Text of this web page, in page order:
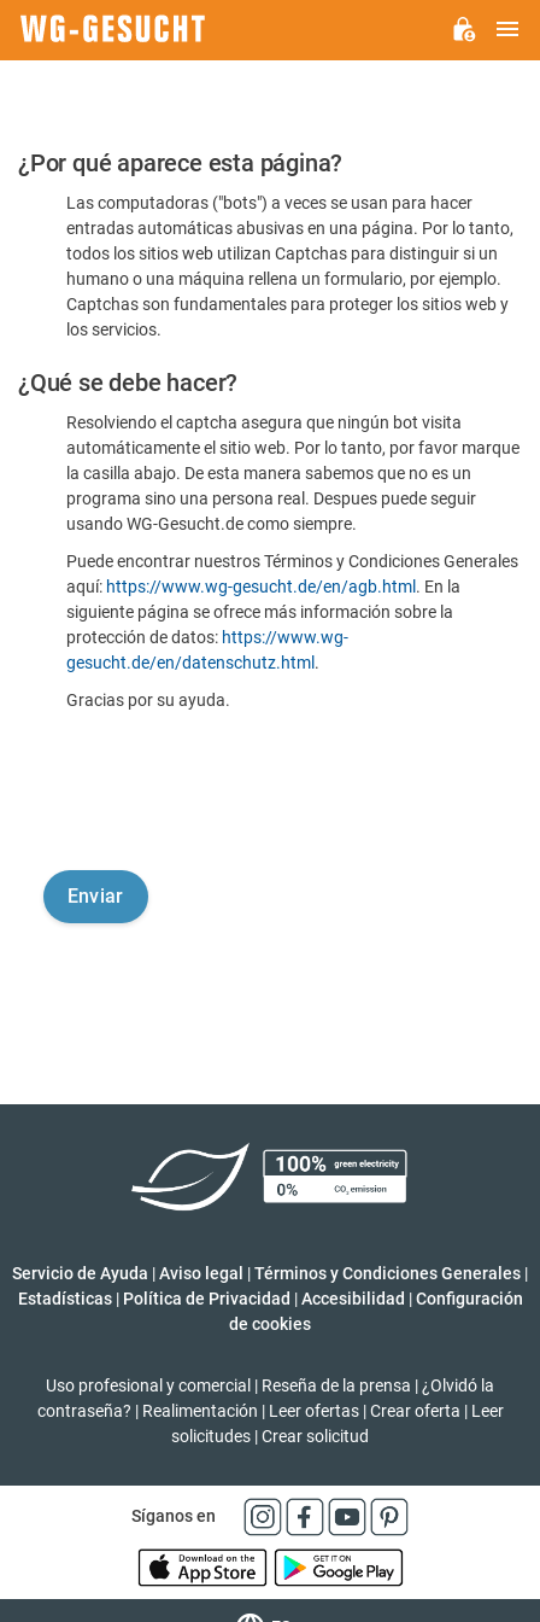
Por
favor,
confirme
humano
¿Por qué aparece esta página?
Las computadoras ("bots") a veces se usan para hacer
entradas automáticas abusivas en una página. Por lo tanto,
todos los sitios web utilizan Captchas para distinguir si un
humano o una máquina rellena un formulario, por ejemplo.
Captchas son fundamentales para proteger los sitios web y
los servicios.
¿Qué se debe hacer?
Resolviendo el captcha asegura que ningún bot visita
automáticamente el sitio web. Por lo tanto, por favor marque
la casilla abajo. De esta manera sabemos que no es un
programa sino una persona real. Despues puede seguir
usando WG-Gesucht.de como siempre.
Puede encontrar nuestros Términos y Condiciones Generales
aquí: https://www.wg-gesucht.de/en/agb.html . En la
siguiente página se ofrece más información sobre la
protección de datos: https://www.wg-
gesucht.de/en/datenschutz.html .
Gracias por su ayuda.
Servicio de Ayuda |Aviso legal |Términos y Condiciones Generales |
Estadísticas | Política de Privacidad | Accesibilidad | Configuración
de cookies
Uso profesional y comercial | Reseña de la prensa | ¿Olvidó la
contraseña? | Realimentación | Leer ofertas | Crear oferta | Leer
solicitudes |Crear solicitud
Síganos en